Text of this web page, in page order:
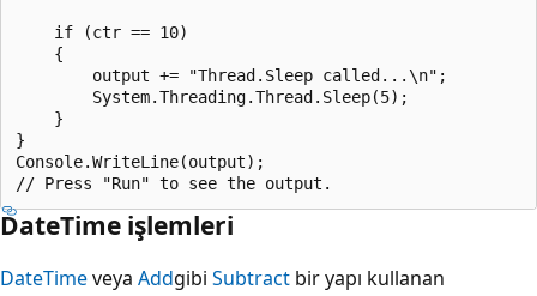
    if (ctr == 10)
    {
        output += "Thread.Sleep called...\n";
        System.Threading.Thread.Sleep(5);
    }
}
Console.WriteLine(output);
DateTime işlemleri
DateTimeveya Addgibi Subtract bir yapı kullanan